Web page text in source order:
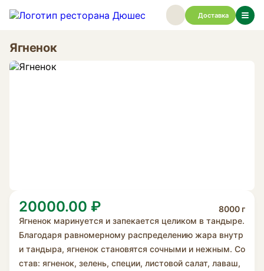
Доставка
Ягненок
20000.00 ₽
8000 г
Ягненок маринуется и запекается целиком в тандыре.
Благодаря равномерному распределению жара внутр
и тандыра, ягненок становятся сочными и нежным. Со
став: ягненок, зелень, специи, листовой салат, лаваш,